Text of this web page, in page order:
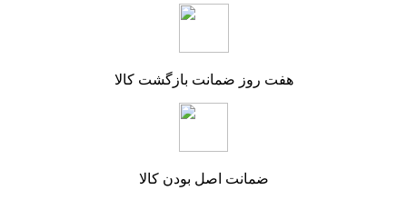
هفت روز ضمانت بازگشت کالا
ضمانت اصل بودن کالا